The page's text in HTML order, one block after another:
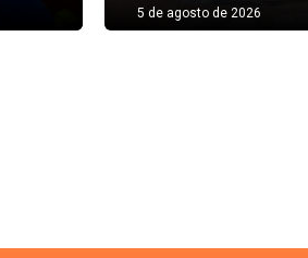
5 de agosto de 2026